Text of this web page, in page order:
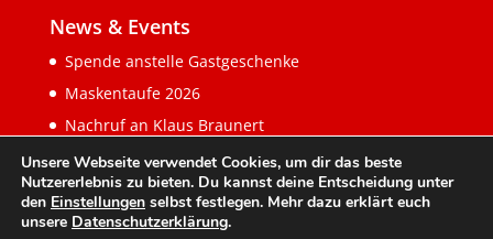
News & Events
Spende anstelle Gastgeschenke
Maskentaufe 2026
Nachruf an Klaus Braunert
Unsere Webseite verwendet Cookies, um dir das beste
Nutzererlebnis zu bieten. Du kannst deine Entscheidung unter
den Einstellungen selbst festlegen. Mehr dazu erklärt euch
unsere Datenschutzerklärung.